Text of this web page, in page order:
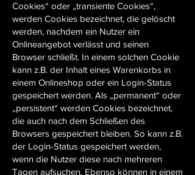
Cookies“ oder „transiente Cookies“,
werden Cookies bezeichnet, die gelöscht
werden, nachdem ein Nutzer ein
Onlineangebot verlässt und seinen
Browser schließt. In einem solchen Cookie
kann z.B. der Inhalt eines Warenkorbs in
einem Onlineshop oder ein Login-Status
gespeichert werden. Als „permanent“ oder
„persistent“ werden Cookies bezeichnet,
die auch nach dem Schließen des
Browsers gespeichert bleiben. So kann z.B.
der Login-Status gespeichert werden,
wenn die Nutzer diese nach mehreren
Tagen aufsuchen. Ebenso können in einem